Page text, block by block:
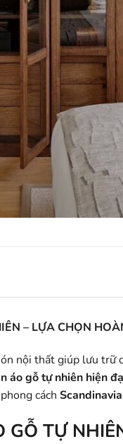
– LỰA CHỌN
nội thất giúp lưu trữ
áo gỗ tự nhiên hiện
cách
GỖ TỰ